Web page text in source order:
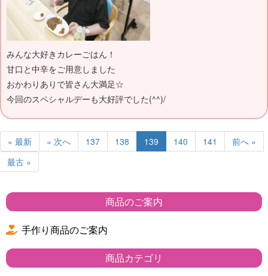
みんな大好きカレーごはん！
甘口と中辛をご用意しました
おかわりありで皆さん大満足☆
今回のスペシャルデーも大好評でした(^^)/
« 最新 « 次へ 137 138 139 140 141
前へ »
最古 »
商品のご案内
手作り商品のご案内
商品カテゴリ